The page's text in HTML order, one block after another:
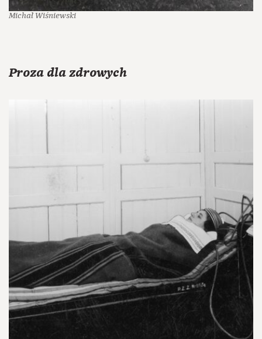
Michał Wiśniewski
Proza dla zdrowych